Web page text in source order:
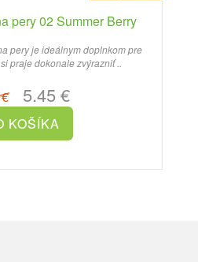
pery 02 Summer Berry
pery je ideálnym doplnkom pre
praje dokonale zvýrazniť ..
5.45 €